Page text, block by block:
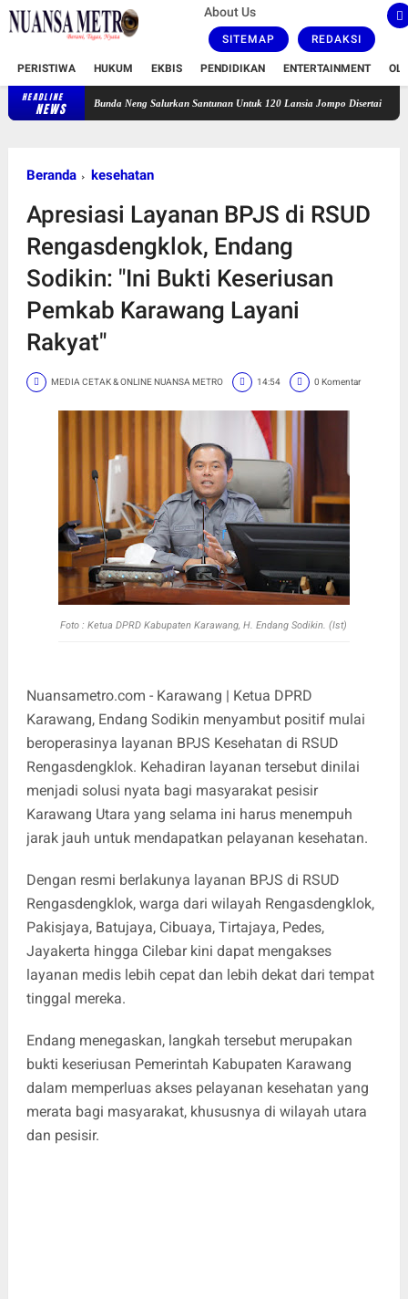
About Us
SITEMAP REDAKSI
PERISTIWA HUKUM EKBIS PENDIDIKAN ENTERTAINMENT
HEADLINE
NEWS
Bunda Neng Salurkan Santunan Untuk 120 Lansia Jompo Disertai Zikir dan Doa
Beranda kesehatan
Apresiasi Layanan BPJS di RSUD
Rengasdengklok, Endang
Sodikin: "Ini Bukti Keseriusan
Pemkab Karawang Layani
Rakyat"
MEDIA CETAK & ONLINE NUANSA METRO 14:54 0 Komentar
Foto : Ketua DPRD Kabupaten Karawang, H. Endang Sodikin. (Ist)
Nuansametro.com - Karawang | Ketua DPRD
Karawang, Endang Sodikin menyambut positif mulai
beroperasinya layanan BPJS Kesehatan di RSUD
Rengasdengklok. Kehadiran layanan tersebut dinilai
menjadi solusi nyata bagi masyarakat pesisir
Karawang Utara yang selama ini harus menempuh
jarak jauh untuk mendapatkan pelayanan kesehatan.
Dengan resmi berlakunya layanan BPJS di RSUD
Rengasdengklok, warga dari wilayah Rengasdengklok,
Pakisjaya, Batujaya, Cibuaya, Tirtajaya, Pedes,
Jayakerta hingga Cilebar kini dapat mengakses
layanan medis lebih cepat dan lebih dekat dari tempat
tinggal mereka.
Endang menegaskan, langkah tersebut merupakan
bukti keseriusan Pemerintah Kabupaten Karawang
dalam memperluas akses pelayanan kesehatan yang
merata bagi masyarakat, khususnya di wilayah utara
dan pesisir.